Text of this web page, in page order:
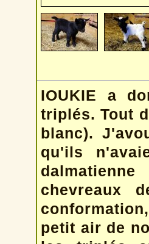
IOUKIE a
triplés. Tout
blanc).
qu'ils
chevreaux
petit air de